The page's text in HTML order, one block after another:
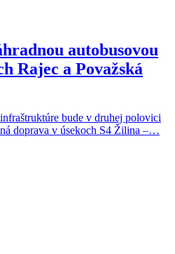
autobusovou
Rajec a Považská
bude v druhej polovici
doprava v úsekoch S4 Žilina –…